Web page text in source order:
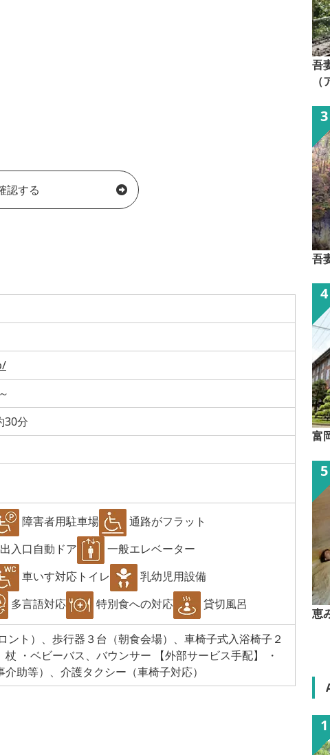
認する
30分
障害者用駐車場
通路がフラット
出入口自動ドア
一般エレベーター
車いす対応トイレ
乳幼児用設備
多言語対応 特別食への対応 貸切風呂
ント）、歩行器３台（朝食会場）、車椅子式入浴椅子２
・ベビーバス、バウンサー 【外部サービス手配】 ・
助等）、介護タクシー（車椅子対応）
吾
吾
富
恵